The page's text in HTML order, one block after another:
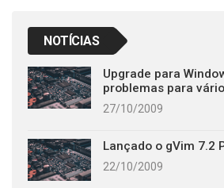
NOTÍCIAS
Upgrade para
problemas para
27/10/2009
Lançado o gVim 7.2
22/10/2009